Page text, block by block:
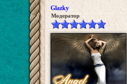
Glazky
Модератор